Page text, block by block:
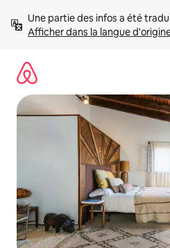
directement
Afficher dans la langue